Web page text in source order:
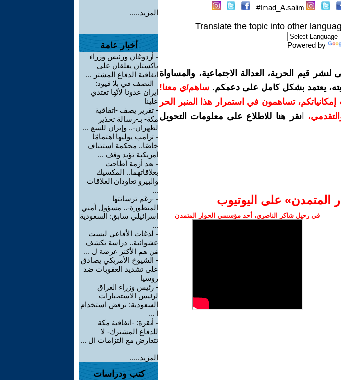
Imad_A.salim#
Translate the topic into other
Powered by
قيم الحرية، العدالة الاجتماعية، والمساواة
يعتمد بشكل كامل على دعمكم. ساهم/ي معنا!
حسب إمكانياتكم، تساهمون في استمرار هذا المنبر الحر
،
انقر هنا للاطلاع على معلومات التحويل
المتمدن» على اليوتيوب
في رحيل شاكر الناصري، أحد مؤسسي الحوار المتمدن
المزيد.....
أخبار عامة
- أردوغان ورئيس وزراء
باكستان يعلقان على
اتفاقية الدفاع المشتر ...
- النصف في بلا قيود:
إيران عدونا لأنّها تعتدي
علينا
- تقرير يصف -اتفاقية
مكة- بـ-رسالة تحذير
لطهران-.. وإيران للسع ...
- ترامب يوليها اهتمامًا
خاصًا.. محكمة استئناف
أمريكية تؤيد وقف ...
- بعد أزمة أطاحت
بعلاقاتهما.. المكسيك
والبيرو تعاودان العلاقات
...
- -رغم ترسانتها
المتطورة-.. مسؤول أمني
إسرائيلي سابق: السعودية
...
- لدغات الأفاعي ليست
عشوائية.. دراسة تكشف
مَن هم الأكثر عرضة ل ...
- الشيوخ الأمريكي يصادق
على تشديد العقوبات ضد
روسيا
- رئيس وزراء العراق
لرئيس الاستخبارات
السعودية: نرفض استخدام
أ ...
- أنقرة: -اتفاقية مكة
للدفاع المشترك- لا
تتعارض مع التزامات ال ...
المزيد.....
كتب ودراسات